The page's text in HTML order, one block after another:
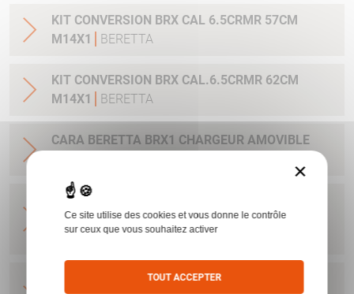
KIT CONVERSION BRX CAL 6.5CRMR 57CM
M14X1
BERETTA
KIT CONVERSION BRX CAL.6.5CRMR 62CM
M14X1
BERETTA
CARA BERETTA BRX1 CHARGEUR AMOVIBLE
CARA BERETTA BRX1 WILDBOAR
ORANGE/BLACK 30-06 51CM ORGANE DE VISEE
BERETTA
CARA BERETTA BRX1 WILDBOAR
×
Ce site utilise des cookies et vous donne le contrôle
sur ceux que vous souhaitez activer
TOUT ACCEPTER